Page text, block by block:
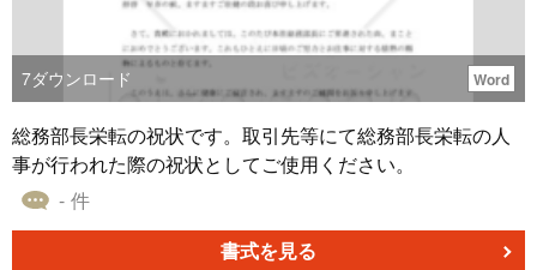
7ダウンロード Word
総務部長栄転の祝状です。取引先等にて総務部長栄転の人
事が行われた際の祝状としてご使用ください。
- 件
書式を見る